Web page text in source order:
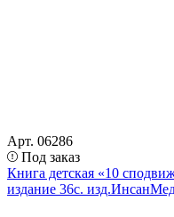
Арт. 06286
Под заказ
Книга детская «10
издание 36с.